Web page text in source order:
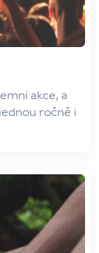
akce, a
ročně i